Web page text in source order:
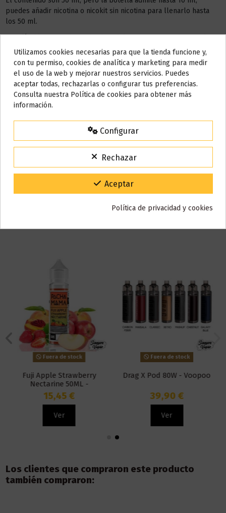
puedes añadir nicotina o nicokit sin nicotina para llenarlo hasta
los 50 ml.
Este líquido no contiene nicotina, si deseas a conseguir 3 mg de
nicotina debes añadir 1 NICOKITde 10 ml con 20 mg de
nicotina/ml.
AÑADIR NICOKIT DE 3 MG
Detalles del producto
Reseñas (0)
Fuera de stock
Fuji Apple Strawberry
Nectarine 50ML -
Pachamama
15,45 €
Ver
Fuera de stock
Drag X Pod 80W - Voopoo
39,90 €
Ver
Los clientes que compraron este producto
también compraron:
Do not show again.
AVISO IMPORTANTE
Nos tomamos unos días
15% de descuento
Código:VACACIONES15
Gracias por tu paciencia y por seguir confiando en nosotros.
Utilizamos cookies necesarias para que la tienda funcione y,
con tu permiso, cookies de analítica y marketing para medir
el uso de la web y mejorar nuestros servicios. Puedes
aceptar todas, rechazarlas o configurar tus preferencias.
Consulta nuestra Política de cookies para obtener más
información.
Configurar
Rechazar
Aceptar
Política de privacidad y cookies